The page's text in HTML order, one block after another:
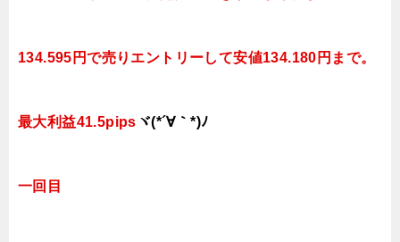
134.595円で売りエントリーして安値134.180円まで。
最大利益41.5pips ヾ(*´∀｀*)ﾉ
一回目